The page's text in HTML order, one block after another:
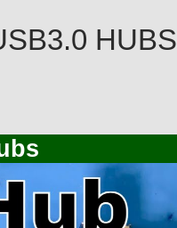
HUBS